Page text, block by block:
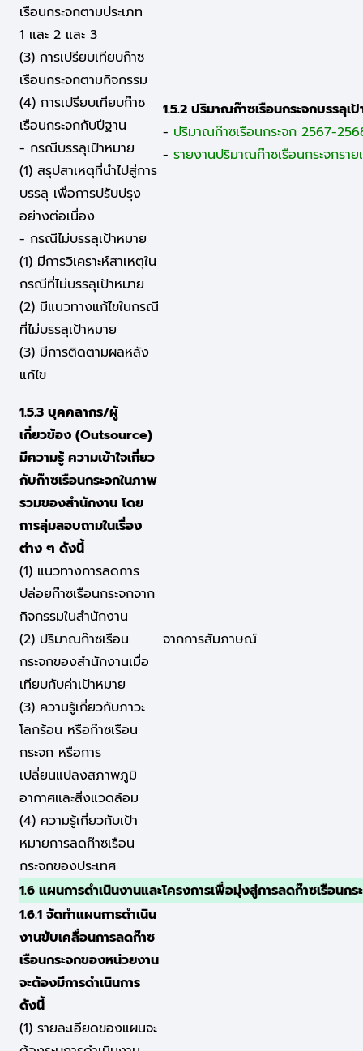
เรือนกระจกตามประเภท
1 และ 2 และ 3
(3) การเปรียบเทียบก๊าซ
เรือนกระจกตามกิจกรรม
(4) การเปรียบเทียบก๊าซ
เรือนกระจกกับปีฐาน
- กรณีบรรลุเป้าหมาย
(1) สรุปสาเหตุที่นำไปสู่การ
บรรลุ เพื่อการปรับปรุง
อย่างต่อเนื่อง
- กรณีไม่บรรลุเป้าหมาย
(1) มีการวิเคราะห์สาเหตุใน
กรณีที่ไม่บรรลุเป้าหมาย
(2) มีแนวทางแก้ไขในกรณี
ที่ไม่บรรลุเป้าหมาย
(3) มีการติดตามผลหลัง
แก้ไข
1.5.2 ปริมาณก๊าซเรือนกระจกบรรลุเ
- ปริมาณก๊าซเรือนกระจก 2567-
- รายงานปริมาณก๊าซเรือนกระจกรา
1.5.3 บุคคลากร/ผู้
เกี่ยวข้อง (Outsource)
มีความรู้ ความเข้าใจเกี่ยว
กับก๊าซเรือนกระจกในภาพ
รวมของสำนักงาน โดย
การสุ่มสอบถามในเรื่อง
ต่าง ๆ ดังนี้
(1) แนวทางการลดการ
ปล่อยก๊าซเรือนกระจกจาก
กิจกรรมในสำนักงาน
(2) ปริมาณก๊าซเรือน
กระจกของสำนักงานเมื่อ
เทียบกับค่าเป้าหมาย
(3) ความรู้เกี่ยวกับภาวะ
โลกร้อน หรือก๊าซเรือน
กระจก หรือการ
เปลี่ยนแปลงสภาพภูมิ
อากาศและสิ่งแวดล้อม
(4) ความรู้เกี่ยวกับเป้า
หมายการลดก๊าซเรือน
กระจกของประเทศ
จากการสัมภาษณ์
1.6 แผนการดำเนินงานและโครงการเพื่อมุ่งสู่การลดก๊าซเรือนก
1.6.1 จัดทำแผนการดำเนิน
งานขับเคลื่อนการลดก๊าซ
เรือนกระจกของหน่วยงาน
จะต้องมีการดำเนินการ
ดังนี้
(1) รายละเอียดของแผนจะ